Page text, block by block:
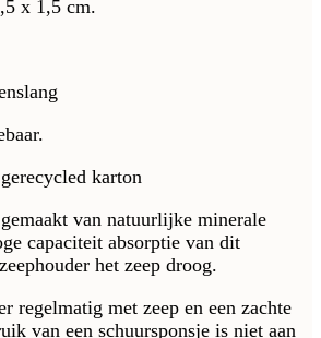
x 1,5 cm.
karton
van natuurlijke minerale
capaciteit absorptie van dit
het zeep droog.
regelmatig met zeep en een zachte
van een schuursponsje is niet aan